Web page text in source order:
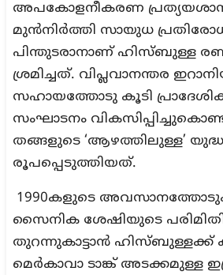
അപകോളനീകരണ
മുന്‍നിര്‍ത്തി സായുധ
പിന്തുടരാനാണ് ഹിസ്ബുള്ള രണ്ട്
ശ്രമിച്ചത്. വിപ്ലവാനന്തര
സഹായത്തോടു കൂടി
സംഘാടനം
തങ്ങളുടെ ‘ആഴത്തിലുള്ള’
രൂപപ്പെടുത്തിയത്.
1990കളുടെ
സൈനിക ശേഷിയുടെ
തുറന്നുകാട്ടാന്‍ ഹിസ്ബുള്ളക്ക്
മെര്‍കാവാ ടാങ്ക് അടക്കമുള്ള